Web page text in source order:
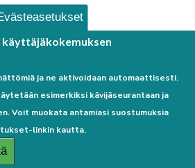
ja ne aktivoidaan automaattisesti.
esimerkiksi kävijäseurantaan ja
Voit muokata antamiasi suostumuksia
linkin kautta.